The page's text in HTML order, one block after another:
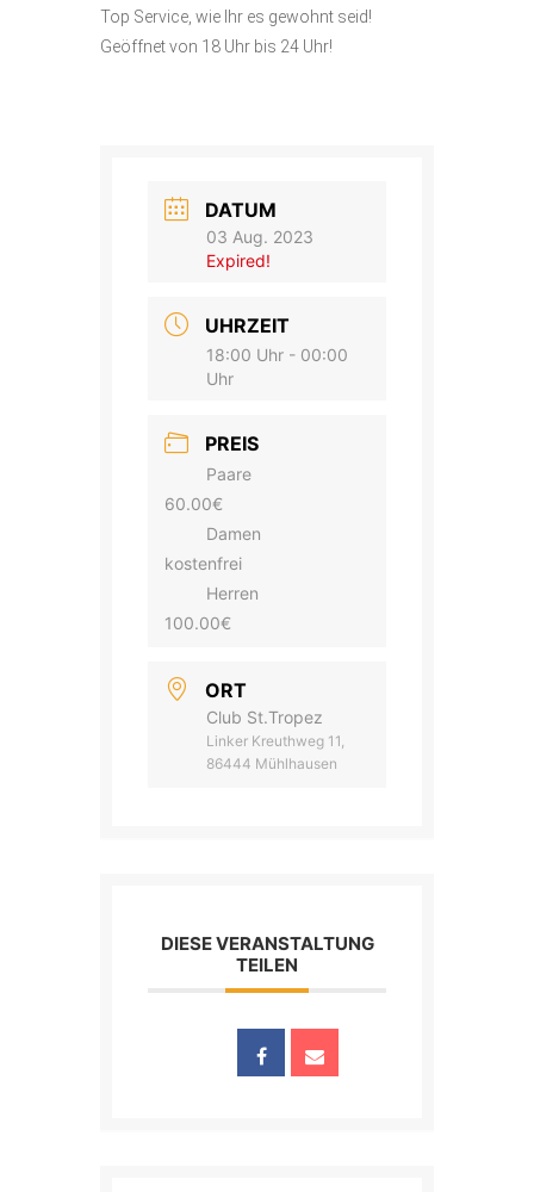
Top Service, wie Ihr es gewohnt seid!
Geöffnet von 18 Uhr bis 24 Uhr!
DATUM
03 Aug. 2023
Expired!
UHRZEIT
18:00 Uhr - 00:00
Uhr
PREIS
Paare
60.00€
Damen
kostenfrei
Herren
100.00€
ORT
Club St.Tropez
Linker Kreuthweg 11,
86444 Mühlhausen
DIESE VERANSTALTUNG
TEILEN